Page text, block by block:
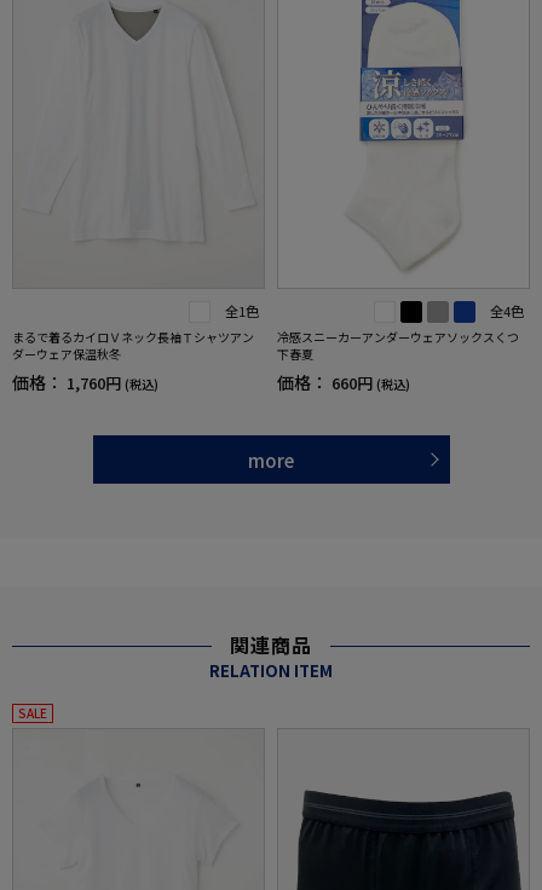
全1色
まるで着るカイロＶネック長袖Ｔシャツアン
ダーウェア保温秋冬
価格： 1,760円 (税込)
全4色
冷感スニーカーアンダーウェアソックスくつ
下春夏
価格： 660円 (税込)
more
関連商品
RELATION ITEM
SALE